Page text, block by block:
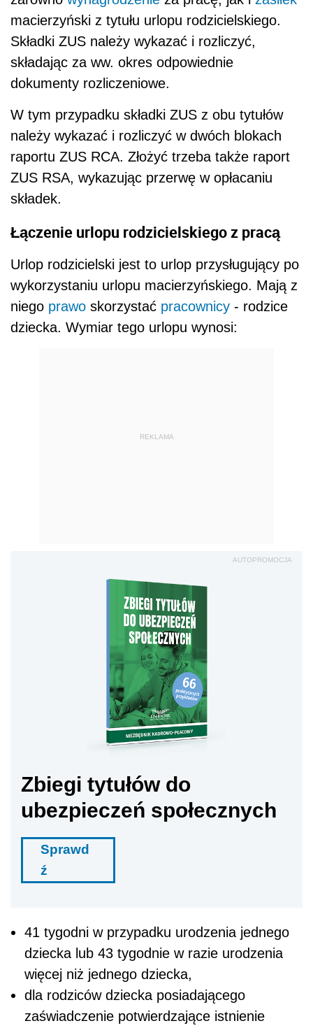
macierzyński z tytułu urlopu rodzicielskiego.
Składki ZUS należy wykazać i rozliczyć,
składając za ww. okres odpowiednie
dokumenty rozliczeniowe.
W tym przypadku składki ZUS z obu tytułów
należy wykazać i rozliczyć w dwóch blokach
raportu ZUS RCA. Złożyć trzeba także raport
ZUS RSA, wykazując przerwę w opłacaniu
składek.
Łączenie urlopu rodzicielskiego z pracą
Urlop rodzicielski jest to urlop przysługujący po
wykorzystaniu urlopu macierzyńskiego. Mają z
niego prawo skorzystać pracownicy - rodzice
dziecka. Wymiar tego urlopu wynosi:
REKLAMA
AUTOPROMOCJA
Zbiegi tytułów do
ubezpieczeń społecznych
Sprawd
ź
41 tygodni w przypadku urodzenia jednego
dziecka lub 43 tygodnie w razie urodzenia
więcej niż jednego dziecka,
dla rodziców dziecka posiadającego
zaświadczenie potwierdzające istnienie